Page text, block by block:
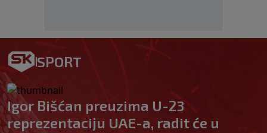
SPORT
Igor Bišćan preuzima U-23
reprezentaciju UAE-a, radit će u